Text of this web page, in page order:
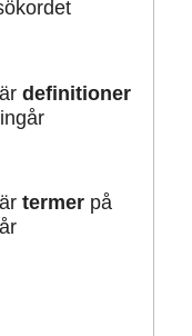
definitioner
termerpå